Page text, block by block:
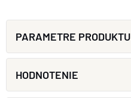
PARAMETRE PRODUKTU
HODNOTENIE